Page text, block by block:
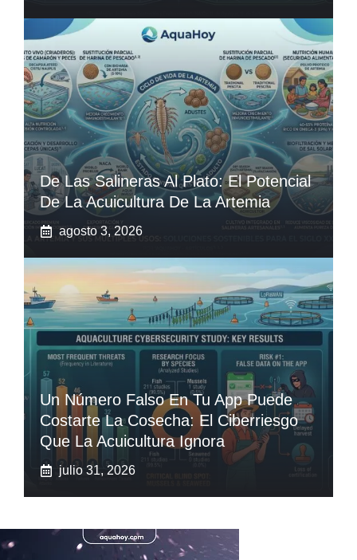
De Las Salineras Al Plato: El Potencial
De La Acuicultura De La Artemia
agosto 3, 2026
Un Número Falso En Tu App Puede
Costarte La Cosecha: El Ciberriesgo
Que La Acuicultura Ignora
julio 31, 2026